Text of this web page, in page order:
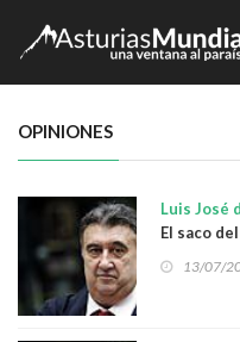
OPINIONES
Luis José
El saco
13/07/